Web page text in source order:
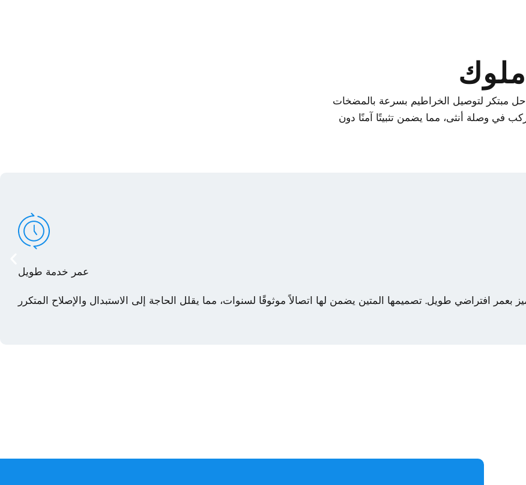
حل مبتكر لتوصيل الخراطيم بسرعة بالمضخات
في وصلة أنثى، مما يضمن تثبيتًا آمنًا دون
عمر خدمة طويل